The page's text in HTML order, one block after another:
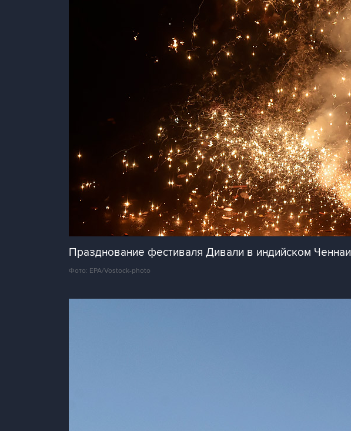
Празднование фестиваля Дивали в индийском Ченнаи
Фото: EPA/Vostock-photo